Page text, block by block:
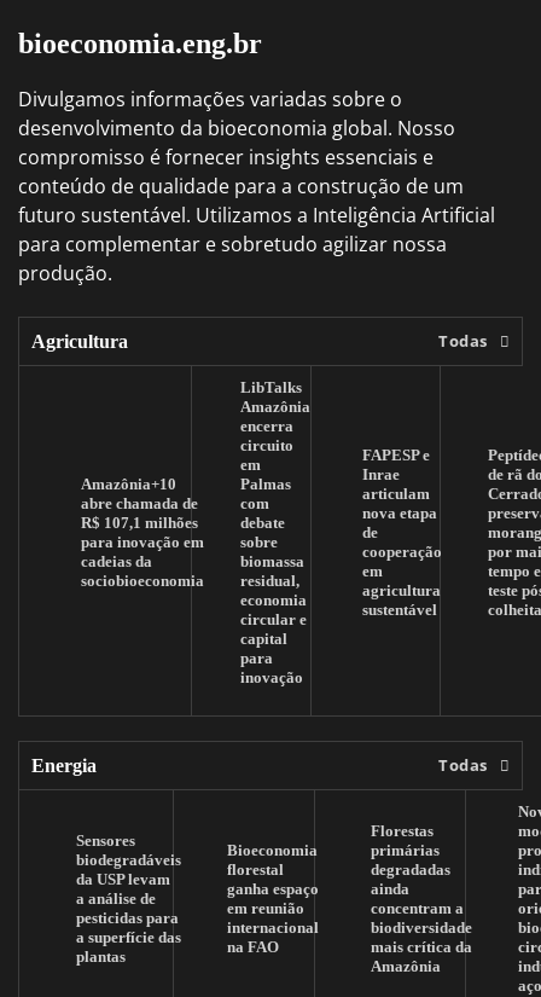
bioeconomia.eng.br
Divulgamos informações variadas sobre o
desenvolvimento da bioeconomia global. Nosso
compromisso é fornecer insights essenciais e
conteúdo de qualidade para a construção de um
futuro sustentável. Utilizamos a Inteligência Artificial
para complementar e sobretudo agilizar nossa
produção.
Agricultura Todas
Amazônia+10
abre chamada de
R$ 107,1 milhões
para inovação em
cadeias da
sociobioeconomia
LibTalks
Amazônia
encerra
circuito
em
Palmas
com
debate
sobre
biomassa
residual,
economia
circular e
capital
para
inovação
FAPESP e
Inrae
articulam
nova etapa
de
cooperação
em
agricultura
sustentável
de rã
por
tempo
teste
Energia Todas
Sensores
biodegradáveis
da USP levam
a análise de
pesticidas para
a superfície das
plantas
Bioeconomia
florestal
ganha espaço
em reunião
internacional
na FAO
Florestas
primárias
degradadas
ainda
concentram a
biodiversidade
mais crítica da
Amazônia